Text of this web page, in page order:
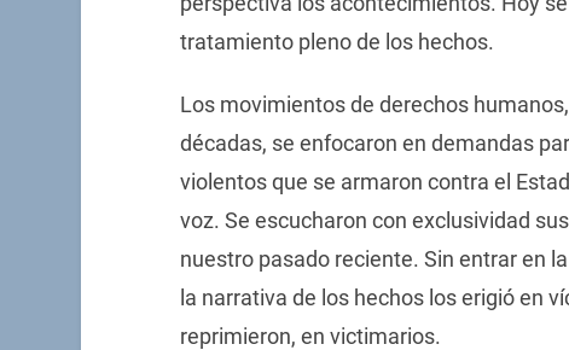
tratamiento pleno de los hechos.
Los movimientos de derechos
décadas, se enfocaron en demandas
violentos que se armaron contra el
voz. Se escucharon con exclusividad
nuestro pasado reciente. Sin entrar en
la narrativa de los hechos los erigió en
reprimieron, en victimarios.